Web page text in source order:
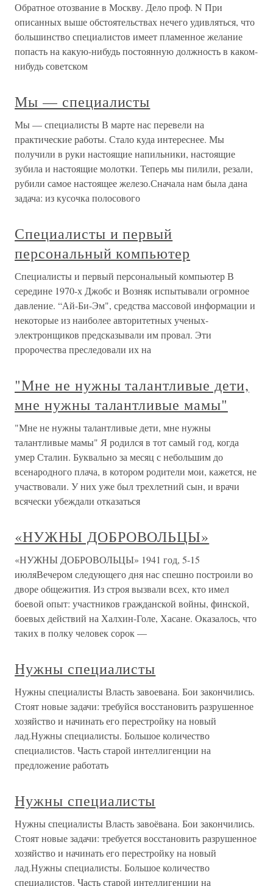
Обратное отозвание в Москву. Дело проф. N При
описанных выше обстоятельствах нечего удивляться, что
большинство специалистов имеет пламенное желание
попасть на какую-нибудь постоянную должность в каком-
нибудь советском
Мы — специалисты
Мы — специалисты В марте нас перевели на
практические работы. Стало куда интереснее. Мы
получили в руки настоящие напильники, настоящие
зубила и настоящие молотки. Теперь мы пилили, резали,
рубили самое настоящее железо.Сначала нам была дана
задача: из кусочка полосового
Специалисты и первый
персональный компьютер
Специалисты и первый персональный компьютер В
середине 1970-х Джобс и Возняк испытывали огромное
давление. “Ай-Би-Эм", средства массовой информации и
некоторые из наиболее авторитетных ученых-
электронщиков предсказывали им провал. Эти
пророчества преследовали их на
"Мне не нужны талантливые дети,
мне нужны талантливые мамы"
"Мне не нужны талантливые дети, мне нужны
талантливые мамы" Я родился в тот самый год, когда
умер Сталин. Буквально за месяц с небольшим до
всенародного плача, в котором родители мои, кажется, не
участвовали. У них уже был трехлетний сын, и врачи
всячески убеждали отказаться
«НУЖНЫ ДОБРОВОЛЬЦЫ»
«НУЖНЫ ДОБРОВОЛЬЦЫ» 1941 год, 5-15
июляВечером следующего дня нас спешно построили во
дворе общежития. Из строя вызвали всех, кто имел
боевой опыт: участников гражданской войны, финской,
боевых действий на Халхин-Голе, Хасане. Оказалось, что
таких в полку человек сорок —
Нужны специалисты
Нужны специалисты Власть завоевана. Бои закончились.
Стоят новые задачи: требуйся восстановить разрушенное
хозяйство и начинать его перестройку на новый
лад.Нужны специалисты. Большое количество
специалистов. Часть старой интеллигенции на
предложение работать
Нужны специалисты
Нужны специалисты Власть завоёвана. Бои закончились.
Стоят новые задачи: требуется восстановить разрушенное
хозяйство и начинать его перестройку на новый
лад.Нужны специалисты. Большое количество
специалистов. Часть старой интеллигенции на